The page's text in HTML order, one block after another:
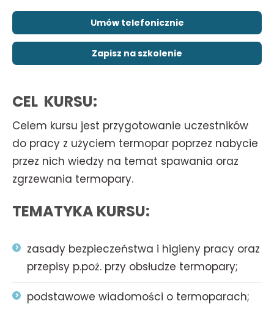
Umów telefonicznie
Zapisz na szkolenie
CEL KURSU:
Celem kursu jest przygotowanie uczestników
do pracy z użyciem termopar poprzez nabycie
przez nich wiedzy na temat spawania oraz
zgrzewania termopary.
TEMATYKA KURSU:
zasady bezpieczeństwa i higieny pracy oraz
przepisy p.poż. przy obsłudze termopary;
podstawowe wiadomości o termoparach;